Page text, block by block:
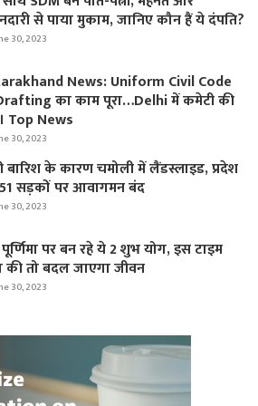
से पाया मुकाम, जानिए कौन हैं ये दंपति?
30, 2023
News: Uniform Civil Code
का काम पूरा…Delhi में कमेटी की
Top News
30, 2023
बारिश के कारण चमोली में लैंडस्लाइड, प्रदेश
सड़कों पर आवागमन बंद
30, 2023
पर बन रहे ये 2 शुभ योग, इस टाइम
की तो बदल जाएगा जीवन
30, 2023